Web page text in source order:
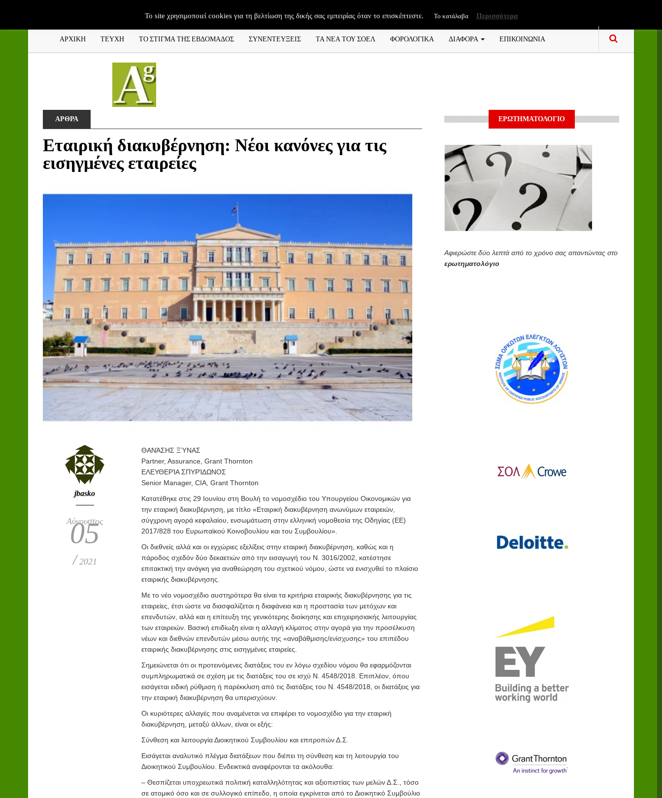
ΑΡΧΙΚΗ ΤΕΥΧΗ ΤΟ ΣΤΙΓΜΑ ΤΗΣ ΕΒΔΟΜΑΔΟΣ ΣΥΝΕΝΤΕΥΞΕΙΣ ΤΑ ΝΕΑ ΤΟΥ ΣΟΕΛ ΦΟΡΟΛΟΓΙΚΑ ΔΙΑΦΟΡΑ ΕΠΙΚΟΙΝΩΝΙΑ
ΑΡΘΡΑ
Εταιρική διακυβέρνηση: Νέοι κανόνες για τις
εισηγμένες εταιρείες
jbasko
Αύγουστος
05
/ 2021
ΘΑΝΆΣΗΣ ΞΎΝΑΣ
Partner, Assurance, Grant Thornton
ΕΛΕΥΘΕΡΊΑ ΣΠΥΡΊΔΩΝΟΣ
Senior Manager, CIA, Grant Thornton
Κατατέθηκε στις 29 Ιουνίου στη Βουλή το νομοσχέδιο του Υπουργείου Οικονομικών για
την εταιρική διακυβέρνηση, με τίτλο «Εταιρική διακυβέρνηση ανωνύμων εταιρειών,
σύγχρονη αγορά κεφαλαίου, ενσωμάτωση στην ελληνική νομοθεσία της Οδηγίας (ΕΕ)
2017/828 του Ευρωπαϊκού Κοινοβουλίου και του Συμβουλίου».
Οι διεθνείς αλλά και οι εγχώριες εξελίξεις στην εταιρική διακυβέρνηση, καθώς και η
πάροδος σχεδόν δύο δεκαετιών από την εισαγωγή του Ν. 3016/2002, κατέστησε
επιτακτική την ανάγκη για αναθεώρηση του σχετικού νόμου, ώστε να ενισχυθεί το πλαίσιο
εταιρικής διακυβέρνησης.
Με το νέο νομοσχέδιο αυστηρότερα θα είναι τα κριτήρια εταιρικής διακυβέρνησης για τις
εταιρείες, έτσι ώστε να διασφαλίζεται η διαφάνεια και η προστασία των μετόχων και
επενδυτών, αλλά και η επίτευξη της γενικότερης διοίκησης και επιχειρησιακής λειτουργίας
των εταιρειών. Βασική επιδίωξη είναι η αλλαγή κλίματος στην αγορά για την προσέλκυση
νέων και διεθνών επενδυτών μέσω αυτής της «αναβάθμισης/ενίσχυσης» του επιπέδου
εταιρικής διακυβέρνησης στις εισηγμένες εταιρείες.
Σημειώνεται ότι οι προτεινόμενες διατάξεις του εν λόγω σχεδίου νόμου θα εφαρμόζονται
συμπληρωματικά σε σχέση με τις διατάξεις του σε ισχύ Ν. 4548/2018. Επιπλέον, όπου
εισάγεται ειδική ρύθμιση ή παρέκκλιση από τις διατάξεις του Ν. 4548/2018, οι διατάξεις για
την εταιρική διακυβέρνηση θα υπερισχύουν.
Οι κυριότερες αλλαγές που αναμένεται να επιφέρει το νομοσχέδιο για την εταιρική
διακυβέρνηση, μεταξύ άλλων, είναι οι εξής:
Σύνθεση και λειτουργία Διοικητικού Συμβουλίου και επιτροπών Δ.Σ.
Εισάγεται αναλυτικό πλέγμα διατάξεων που διέπει τη σύνθεση και τη λειτουργία του
Διοικητικού Συμβουλίου. Ενδεικτικά αναφέρονται τα ακόλουθα:
– Θεσπίζεται υποχρεωτικά πολιτική καταλληλότητας και αξιοπιστίας των μελών Δ.Σ., τόσο
σε ατομικό όσο και σε συλλογικό επίπεδο , η οποία εγκρίνεται από το Διοικητικό Συμβούλιο
ΕΡΩΤΗΜΑΤΟΛΟΓΙΟ
Αφιερώστε δύο λεπτά από το χρόνο σας απαντώντας στο
ερωτηματολόγιο
To site χρησιμοποιεί cookies για τη βελτίωση της δικής σας εμπειρίας όταν το επισκέπτεστε. Το κατάλαβα Περισσότερα